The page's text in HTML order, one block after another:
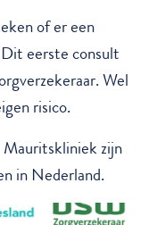
of er een
eerste consult
Wel
risico.
Mauritskliniek zijn
in Nederland.